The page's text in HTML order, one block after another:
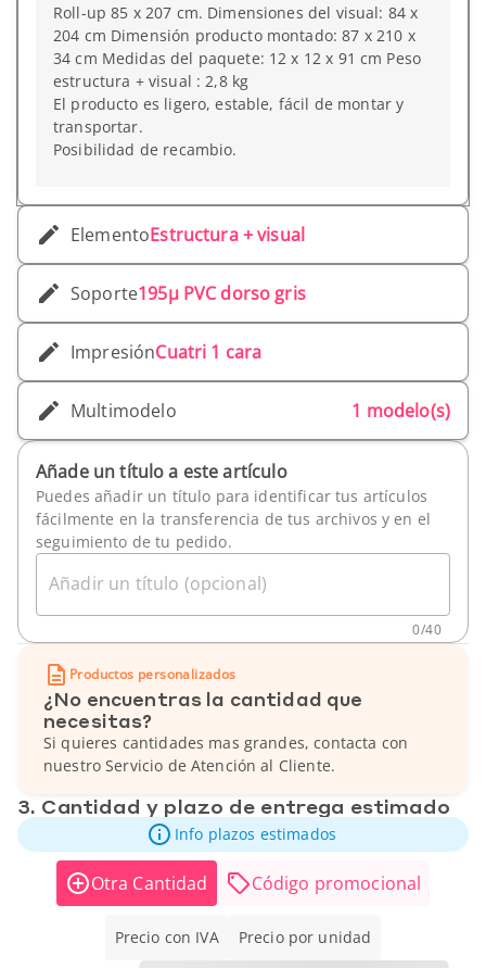
Roll-up 85 x 207 cm. Dimensiones del visual: 84 x
204 cm Dimensión producto montado: 87 x 210 x
34 cm Medidas del paquete: 12 x 12 x 91 cm Peso
estructura + visual : 2,8 kg
El producto es ligero, estable, fácil de montar y
transportar.
Posibilidad de recambio.
ElementoEstructura + visual
Soporte195µ PVC dorso gris
ImpresiónCuatri 1 cara
Multimodelo 1 modelo(s)
Añade un título a este artículo
Puedes añadir un título para identificar tus artículos
fácilmente en la transferencia de tus archivos y en el
seguimiento de tu pedido.
Añadir un título (opcional)
0/40
Productos personalizados
¿No encuentras la cantidad que
necesitas?
Si quieres cantidades mas grandes, contacta con
nuestro Servicio de Atención al Cliente.
3. Cantidad y plazo de entrega estimado
Info plazos estimados
Otra Cantidad Código promocional
Precio con IVA Precio por unidad